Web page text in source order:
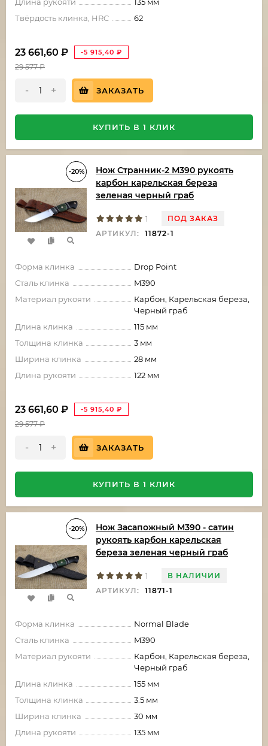
Твёрдость клинка, HRC
62
23 661,60 ₽ -5 915,40 ₽
29 577₽
- + ЗАКАЗАТЬ
КУПИТЬ В 1 КЛИК
-20%
Нож Странник-2 М390 рукоять
карбон карельская береза
зеленая черный граб
1
ПОД ЗАКАЗ
АРТИКУЛ:
11872-1
Форма клинка
Drop Point
Сталь клинка
M390
Материал рукояти
Карбон, Карельская береза,
Черный граб
Длина клинка
115 мм
Толщина клинка
3 мм
Ширина клинка
28 мм
Длина рукояти
122 мм
23 661,60 ₽ -5 915,40 ₽
29 577₽
- + ЗАКАЗАТЬ
КУПИТЬ В 1 КЛИК
-20%
Нож Засапожный М390 - сатин
рукоять карбон карельская
береза зеленая черный граб
1
В НАЛИЧИИ
АРТИКУЛ:
11871-1
Форма клинка
Normal Blade
Сталь клинка
M390
Материал рукояти
Карбон, Карельская береза,
Черный граб
Длина клинка
155 мм
Толщина клинка
3.5 мм
Ширина клинка
30 мм
Длина рукояти
135 мм